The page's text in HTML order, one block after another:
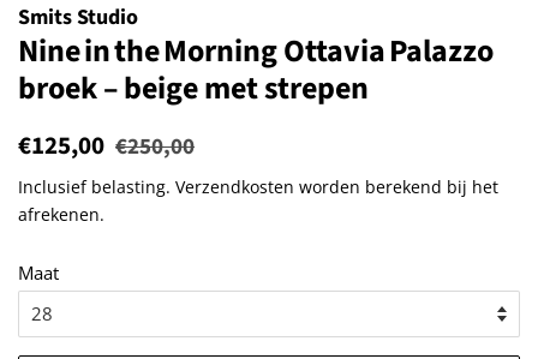
Smits Studio
Nine in the Morning Ottavia Palazzo
broek – beige met strepen
Normale
€125,00 Aanbiedingsprijs
€250,00
Inclusief belasting. Verzendkosten worden berekend bij het
afrekenen.
Maat